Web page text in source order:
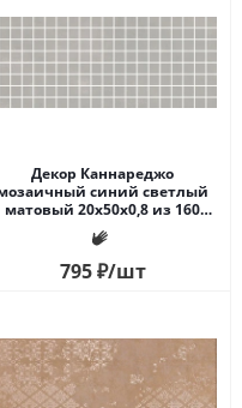
Декор Каннареджо
синий светлый
матовый 20x50x0,8 из 160
частей 2,3х2,3
795₽/шт